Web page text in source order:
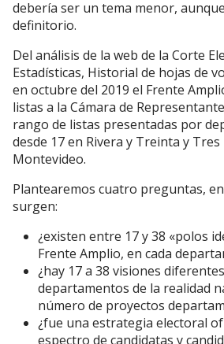
debería ser un tema menor,
definitorio.
Del análisis de la web de la Corte
Estadísticas, Historial de hojas de
en octubre del 2019 el Frente
listas a la Cámara de
rango de listas presentadas por
desde 17 en Rivera y Treinta y Tres
Montevideo.
Plantearemos cuatro preguntas,
surgen:
¿existen entre 17 y 38 «polos
Frente Amplio, en cada
¿hay 17 a 38 visiones
departamentos de la realidad
número de proyectos
¿fue una estrategia electoral
espectro de candidatas y